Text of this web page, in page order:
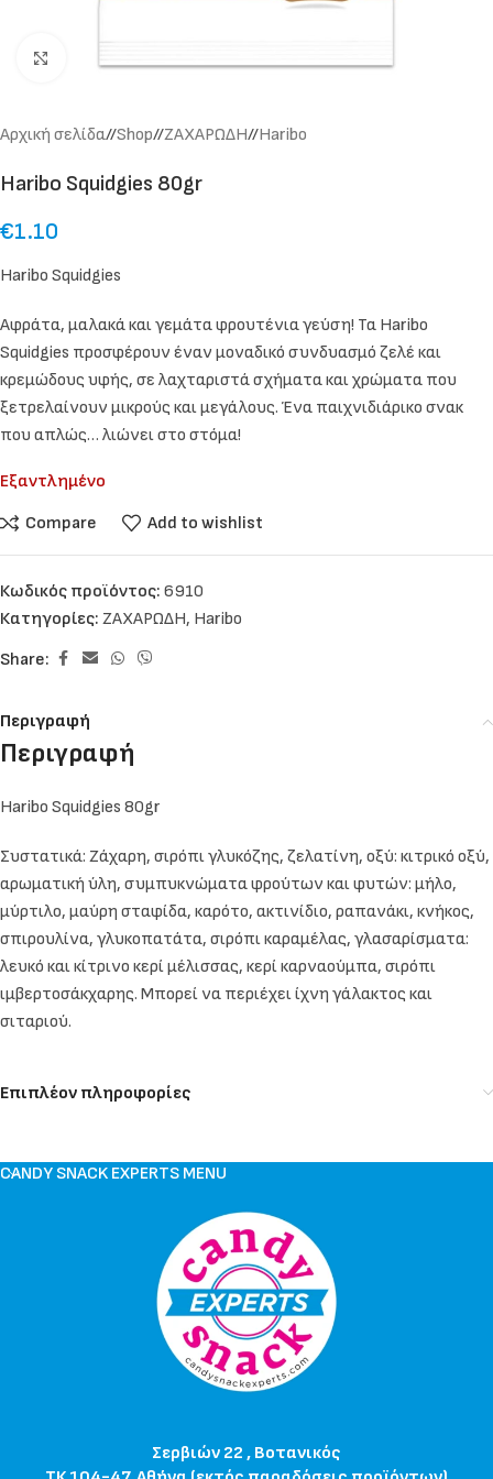
Αρχική σελίδα/ Shop/ ΖΑΧΑΡΩΔΗ/ Haribo
Haribo Squidgies 80gr
€1.10
Haribo Squidgies
Αφράτα, μαλακά και γεμάτα φρουτένια γεύση! Τα Haribo
Squidgies προσφέρουν έναν μοναδικό συνδυασμό ζελέ και
κρεμώδους υφής, σε λαχταριστά σχήματα και χρώματα που
ξετρελαίνουν μικρούς και μεγάλους. Ένα παιχνιδιάρικο σνακ
που απλώς… λιώνει στο στόμα!
Εξαντλημένο
Compare
Add to wishlist
Κωδικός προϊόντος: 6910
Κατηγορίες: ΖΑΧΑΡΩΔΗ, Haribo
Share:
Περιγραφή
Περιγραφή
Haribo Squidgies 80gr
Συστατικά: Ζάχαρη, σιρόπι γλυκόζης, ζελατίνη, οξύ: κιτρικό οξύ,
αρωματική ύλη, συμπυκνώματα φρούτων και φυτών: μήλο,
μύρτιλο, μαύρη σταφίδα, καρότο, ακτινίδιο, ραπανάκι, κνήκος,
σπιρουλίνα, γλυκοπατάτα, σιρόπι καραμέλας, γλασαρίσματα:
λευκό και κίτρινο κερί μέλισσας, κερί καρναούμπα, σιρόπι
ιμβερτοσάκχαρης. Μπορεί να περιέχει ίχνη γάλακτος και
σιταριού.
Επιπλέον πληροφορίες
CANDY SNACK EXPERTS MENU
Σερβιών 22 , Βοτανικός